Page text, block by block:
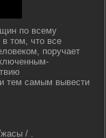
по всему
том, что все
поручает
тем самым вывести
/ .